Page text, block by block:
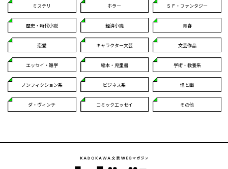
ミステリ ホラー ＳＦ・ファンタジー
歴史・時代小説 経済小説 青春
恋愛 キャラクター文芸 文芸作品
エッセイ・雑学 絵本・児童書 学術・教養系
ノンフィクション系 ビジネス系 怪と幽
ダ・ヴィンチ コミックエッセイ その他